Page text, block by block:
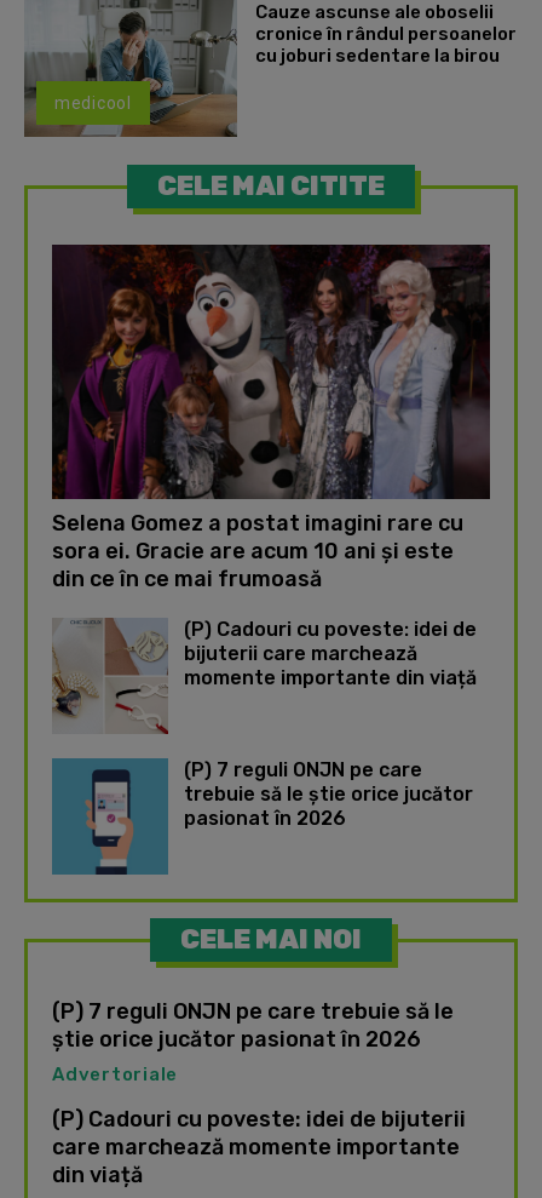
medicool
Cauze ascunse ale oboselii
cronice în rândul persoanelor
cu joburi sedentare la birou
CELE MAI CITITE
Selena Gomez a postat imagini rare cu
sora ei. Gracie are acum 10 ani și este
din ce în ce mai frumoasă
(P) Cadouri cu poveste: idei de
bijuterii care marchează
momente importante din viață
(P) 7 reguli ONJN pe care
trebuie să le știe orice jucător
pasionat în 2026
CELE MAI NOI
(P) 7 reguli ONJN pe care trebuie să le
știe orice jucător pasionat în 2026
Advertoriale
(P) Cadouri cu poveste: idei de bijuterii
care marchează momente importante
din viață